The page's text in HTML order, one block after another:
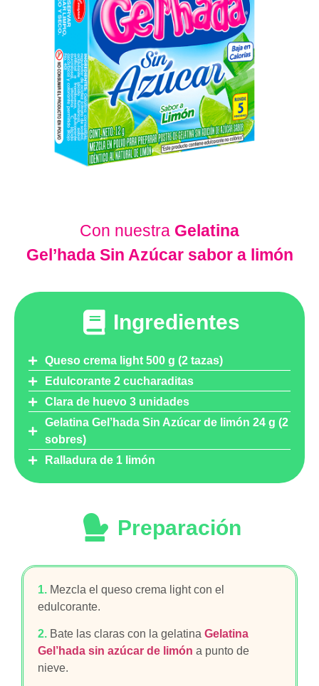
Con nuestra Gelatina
Gel’hada Sin Azúcar sabor a limón
Ingredientes
Queso crema light 500 g (2 tazas)
Edulcorante 2 cucharaditas
Clara de huevo 3 unidades
Gelatina Gel’hada Sin Azúcar de limón 24 g (2
sobres)
Ralladura de 1 limón
Preparación
1. Mezcla el queso crema light con el
edulcorante.
2. Bate las claras con la gelatina Gelatina
Gel’hada sin azúcar de limón a punto de
nieve.